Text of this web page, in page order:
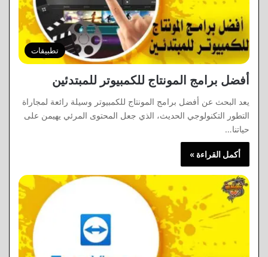
تطبيقات
أفضل برامج المونتاج للكمبيوتر للمبتدئين
يعد البحث عن أفضل برامج المونتاج للكمبيوتر وسيلة رائعة لمجاراة
التطور التكنولوجي الحديث، الذي جعل المحتوى المرئي يهيمن على
حياتنا…
أكمل القراءة »